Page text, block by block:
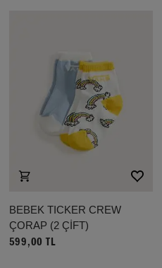
BEBEK TICKER CREW
ÇORAP (2 ÇİFT)
599,00 TL